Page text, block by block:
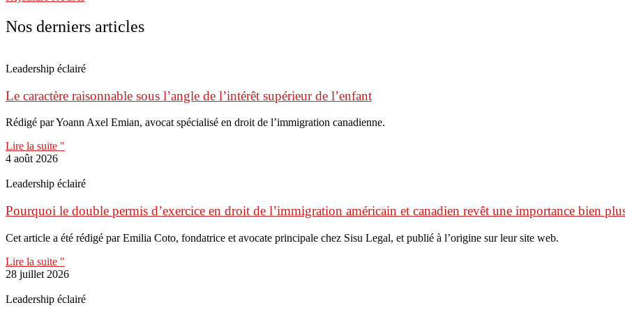
Nos derniers articles
Leadership éclairé
Le caractère raisonnable sous l’angle de l’intérêt supérieur de l’enfant
Rédigé par Yoann Axel Emian, avocat spécialisé en droit de l’immigration canadienne.
Lire la suite "
4 août 2026
Leadership éclairé
Pourquoi le double permis d’exercice en droit de l’immigration américain et canadien revêt une importance bien
Cet article a été rédigé par Emilia Coto, fondatrice et avocate principale chez Sisu Legal, et publié à l’origine sur leur site web.
Lire la suite "
28 juillet 2026
Leadership éclairé